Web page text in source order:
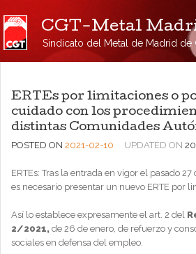
CGT-Metal
Sindicato del Metal de Madrid de
ERTEs por limitaciones o
cuidado con los
distintas Comunidades
POSTED ON 2021-02-10 UPDATED ON
ERTEs: Tras la entrada en vigor el pasado
es necesario presentar un nuevo ERTE por
Así lo establece expresamente el art. 2 del
2/2021, de 26 de enero, de refuerzo y
sociales en defensa del empleo.